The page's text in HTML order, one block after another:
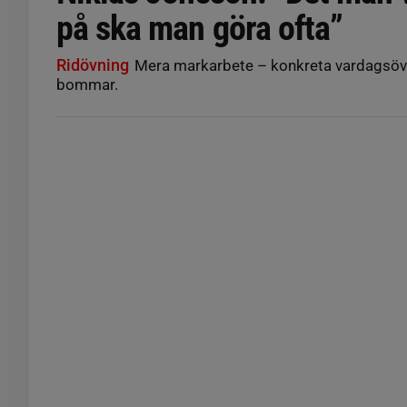
på ska man göra ofta”
Ridövning Mera markarbete – konkreta
bommar.